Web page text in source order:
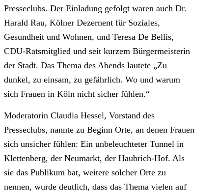
Presseclubs. Der Einladung gefolgt waren auch Dr.
Harald Rau, Kölner Dezernent für Soziales,
Gesundheit und Wohnen, und Teresa De Bellis,
CDU-Ratsmitglied und seit kurzem Bürgermeisterin
der Stadt. Das Thema des Abends lautete „Zu
dunkel, zu einsam, zu gefährlich. Wo und warum
sich Frauen in Köln nicht sicher fühlen.“
Moderatorin Claudia Hessel, Vorstand des
Presseclubs, nannte zu Beginn Orte, an denen Frauen
sich unsicher fühlen: Ein unbeleuchteter Tunnel in
Klettenberg, der Neumarkt, der Haubrich-Hof. Als
sie das Publikum bat, weitere solcher Orte zu
nennen, wurde deutlich, dass das Thema vielen auf